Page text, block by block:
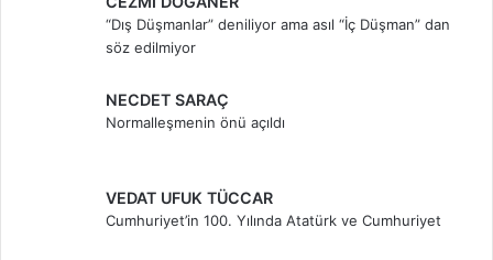
“Dış Düşmanlar” deniliyor ama asıl “İç Düşman” dan
söz edilmiyor
NECDET SARAÇ
Normalleşmenin önü açıldı
VEDAT UFUK TÜCCAR
Cumhuriyet’in 100. Yılında Atatürk ve Cumhuriyet